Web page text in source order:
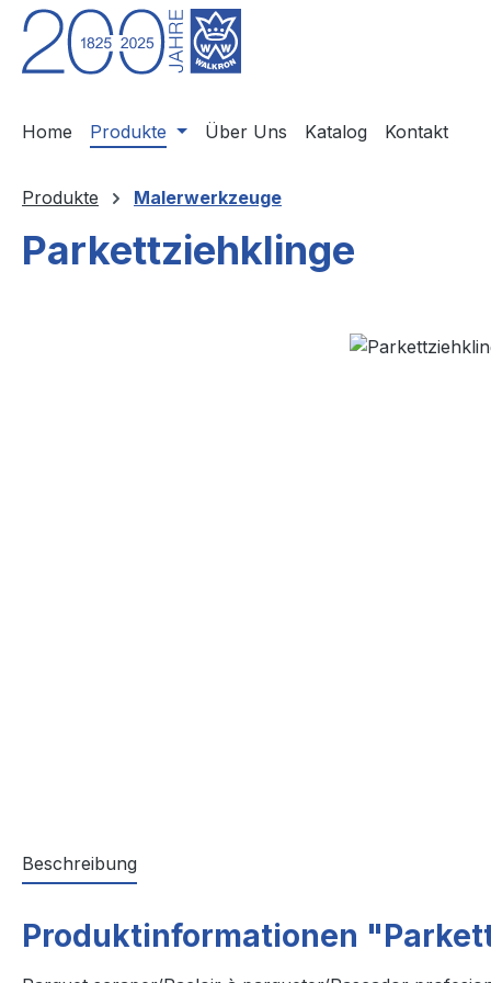
Hauptinhalt springen
Zur Suche springen
Zur Hauptnavigation springen
Home Produkte Über Uns Katalog Kontakt
Produkte Malerwerkzeuge
Parkettziehklinge
Beschreibung
Produktinformationen